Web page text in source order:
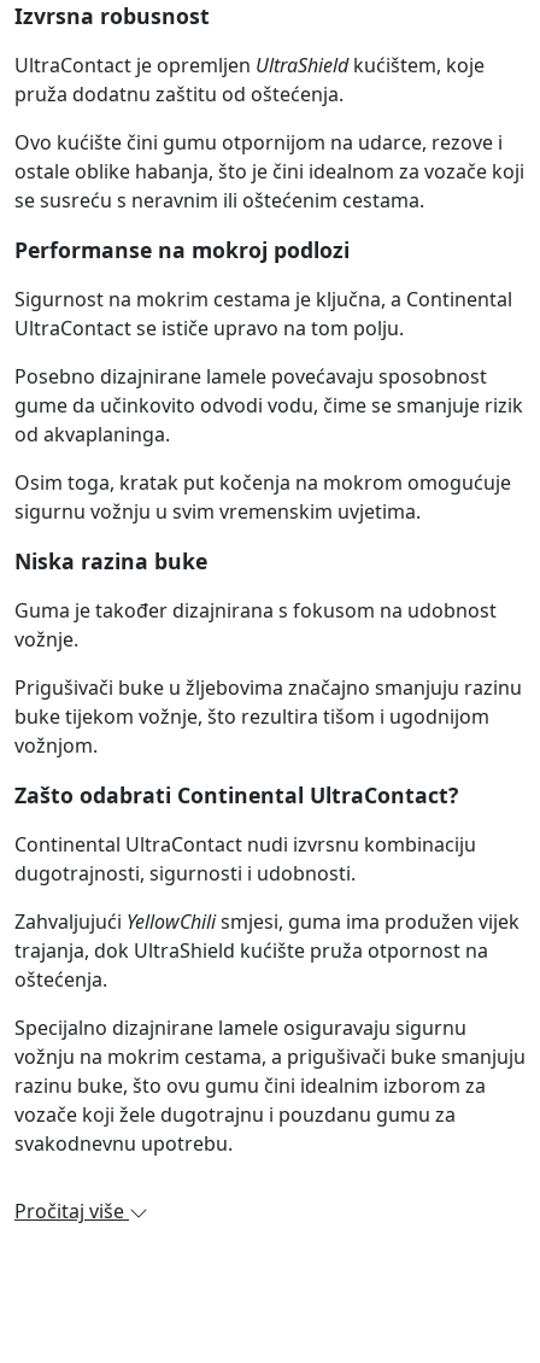
Izvrsna robusnost
UltraContact je opremljen UltraShieldkućištem, koje
pruža dodatnu zaštitu od oštećenja.
Ovo kućište čini gumu otpornijom na udarce, rezove i
ostale oblike habanja, što je čini idealnom za vozače koji
se susreću s neravnim ili oštećenim cestama.
Performanse na mokroj podlozi
Sigurnost na mokrim cestama je ključna, a Continental
UltraContact se ističe upravo na tom polju.
Posebno dizajnirane lamele povećavaju sposobnost
gume da učinkovito odvodi vodu, čime se smanjuje rizik
od akvaplaninga.
Osim toga, kratak put kočenja na mokrom omogućuje
sigurnu vožnju u svim vremenskim uvjetima.
Niska razina buke
Guma je također dizajnirana s fokusom na udobnost
vožnje.
Prigušivači buke u žljebovima značajno smanjuju razinu
buke tijekom vožnje, što rezultira tišom i ugodnijom
vožnjom.
Zašto odabrati Continental UltraContact?
Continental UltraContact nudi izvrsnu kombinaciju
dugotrajnosti, sigurnosti i udobnosti.
Zahvaljujući YellowChilismjesi, guma ima produžen vijek
trajanja, dok UltraShield kućište pruža otpornost na
oštećenja.
Specijalno dizajnirane lamele osiguravaju sigurnu
vožnju na mokrim cestama, a prigušivači buke smanjuju
razinu buke, što ovu gumu čini idealnim izborom za
vozače koji žele dugotrajnu i pouzdanu gumu za
svakodnevnu upotrebu.
Pročitaj više